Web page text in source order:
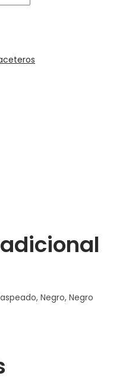
Negro, Negro